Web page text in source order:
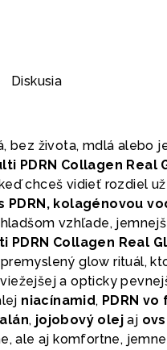
Diskusia
bez života, mdlá alebo
PDRN Collagen Real
chceš vidieť rozdiel
kolagénovou
vzhľade,
PDRN Collagen Real
glow rituál,
a opticky
niacínamid, PDRN
, jojobový olej aj
ale aj komfortne,